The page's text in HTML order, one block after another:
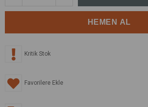
Kritik Stok
Favorilere Ekle